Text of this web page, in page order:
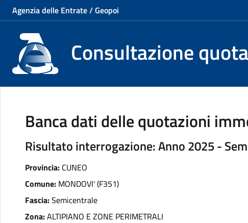
Agenzia delle Entrate / Geopoi
Consultazione
Banca dati delle quotazioni
Risultato interrogazione: Anno 2025 -
Provincia: CUNEO
Comune: MONDOVI' (F351)
Fascia:Semicentrale
Zona:ALTIPIANO E ZONE PERIMETRALI